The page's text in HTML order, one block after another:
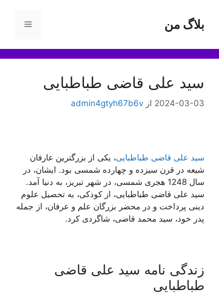
محتوابلاگ من فهرست
سید علی قاضی طباطبایی
2024-03-03 از admin4gtyh67b6v
سید علی قاضی طباطبایی، یکی از بزرگترین عارفان
شیعه در قرن سیزده و چهارده شمسی بود. ایشان، در
سال 1248 هجری شمسی، در شهر تبریز، به دنیا آمد.
سید علی قاضی طباطبایی، از کودکی، به تحصیل علوم
دینی پرداخت و در محضر بزرگان علم و عرفان، از جمله
پدر خود، سید محمد قاضی، شاگردی کرد.
زندگی نامه سید علی قاضی
طباطبایی